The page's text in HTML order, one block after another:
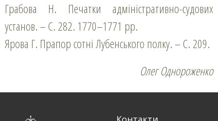
Грабова Н. Печатки адміністративно-судових
установ. – С. 282. 1770–1771 рр.
Ярова Г. Прапор сотні Лубенського полку. – С. 209.
Олег Однороженко